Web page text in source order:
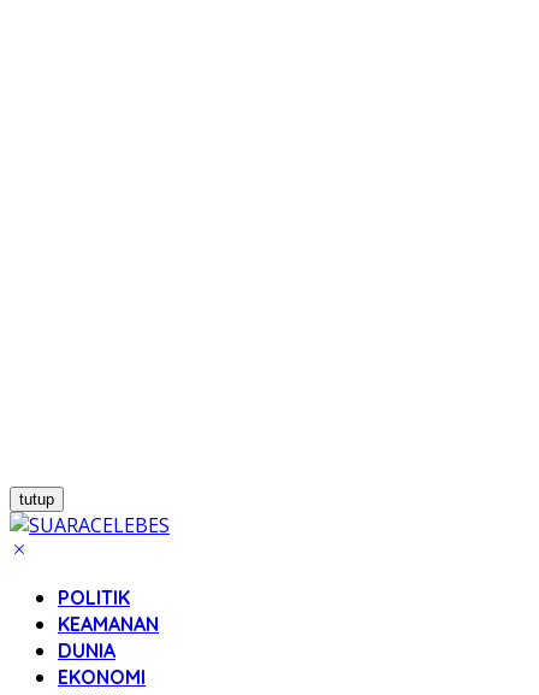
tutup
POLITIK
KEAMANAN
DUNIA
EKONOMI